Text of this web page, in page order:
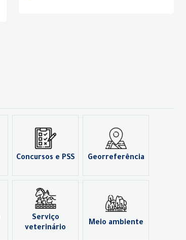
Concursos e PSS Georreferência
Serviço
veterinário
Meio ambiente